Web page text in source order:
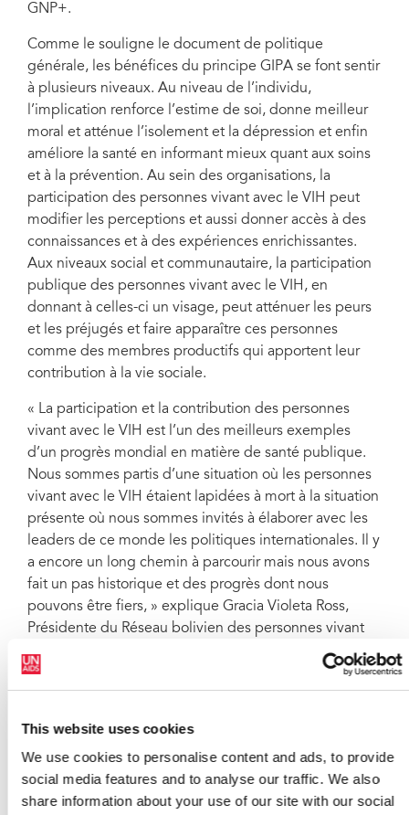
This website uses cookies
We use cookies to personalise content and ads, to provide
social media features and to analyse our traffic. We also
share information about your use of our site with our social
GNP+.
Comme le souligne le document de politique
générale, les bénéfices du principe GIPA se font sentir
à plusieurs niveaux. Au niveau de l’individu,
l’implication renforce l’estime de soi, donne meilleur
moral et atténue l’isolement et la dépression et enfin
améliore la santé en informant mieux quant aux soins
et à la prévention. Au sein des organisations, la
participation des personnes vivant avec le VIH peut
modifier les perceptions et aussi donner accès à des
connaissances et à des expériences enrichissantes.
Aux niveaux social et communautaire, la participation
publique des personnes vivant avec le VIH, en
donnant à celles-ci un visage, peut atténuer les peurs
et les préjugés et faire apparaître ces personnes
comme des membres productifs qui apportent leur
contribution à la vie sociale.
« La participation et la contribution des personnes
vivant avec le VIH est l’un des meilleurs exemples
d’un progrès mondial en matière de santé publique.
Nous sommes partis d’une situation où les personnes
vivant avec le VIH étaient lapidées à mort à la situation
présente où nous sommes invités à élaborer avec les
leaders de ce monde les politiques internationales. Il y
a encore un long chemin à parcourir mais nous avons
fait un pas historique et des progrès dont nous
pouvons être fiers, » explique Gracia Violeta Ross,
Présidente du Réseau bolivien des personnes vivant
Du principe à l’action : mener par l’exemple
Le document de politique générale se sert des
exemples de décideurs et d’actions de pays et
communautés qui concrétisent le principe GIPA. En